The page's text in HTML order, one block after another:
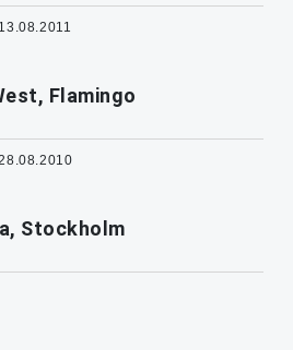
Flamingo
Stockholm